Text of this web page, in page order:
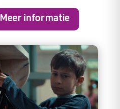
Meer informatie